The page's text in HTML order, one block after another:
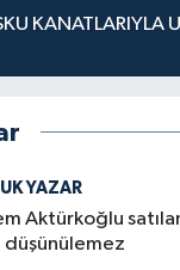
KANATLARIYLA
YAZAR
Aktürkoğlu
düşünülemez